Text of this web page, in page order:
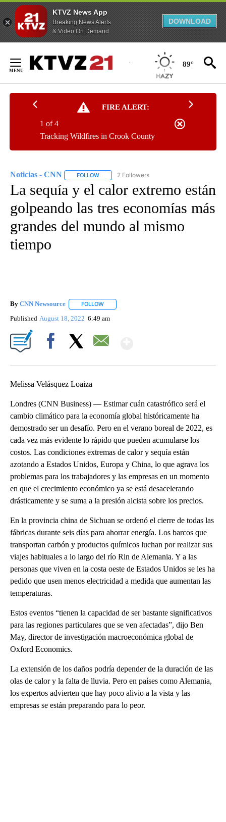
KTVZ News App
Breaking News Alerts
& Video On Demand
DOWNLOAD
Content
89°
FIRE ALERT:
Tracking Wildfires in Crook County
1 of 4
Noticias - CNN FOLLOW FOLLOW "NOTICIAS - CNN" TO RECEIVE
2 Followers
La sequía y el calor extremo están
golpeando las tres economías más
grandes del mundo al mismo
tiempo
By CNN Newsource FOLLOW
Published August 18, 2022 6:49 am
Melissa Velásquez Loaiza
Londres (CNN Business) — Estimar cuán catastrófico será el
cambio climático para la economía global históricamente ha
demostrado ser un desafío. Pero en el verano boreal de 2022, es
cada vez más evidente lo rápido que pueden acumularse los
costos. Las condiciones extremas de calor y sequía están
azotando a Estados Unidos, Europa y China, lo que agrava los
problemas para los trabajadores y las empresas en un momento
en que el crecimiento económico ya se está desacelerando
drásticamente y se suma a la presión alcista sobre los precios.
En la provincia china de Sichuan se ordenó el cierre de todas las
fábricas durante seis días para ahorrar energía. Los barcos que
transportan carbón y productos químicos luchan por realizar sus
viajes habituales a lo largo del río Rin de Alemania. Y a las
personas que viven en la costa oeste de Estados Unidos se les ha
pedido que usen menos electricidad a medida que aumentan las
temperaturas.
Estos eventos “tienen la capacidad de ser bastante significativos
para las regiones particulares que se ven afectadas”, dijo Ben
May, director de investigación macroeconómica global de
Oxford Economics.
La extensión de los daños podría depender de la duración de las
olas de calor y la falta de lluvia. Pero en países como Alemania,
los expertos advierten que hay poco alivio a la vista y las
empresas se están preparando para lo peor.